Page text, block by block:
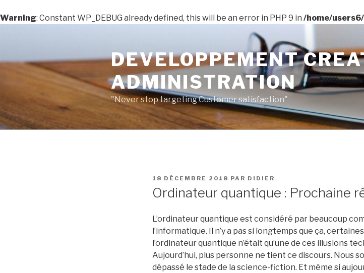
Warning: Constant WP_DEBUG already defined, this will be an error in PHP 9 in /home/
principal
DEVELOPPEMENT
ADMINISTRATION
"Never stop targeting Customer satisfaction"
PUBLIÉ
18 DÉCEMBRE 2018 PAR DIDIER
Ordinateur quantique : Prochaine
L’ordinateur quantique est considéré par beaucoup
l’informatique. Il n’y a pas si longtemps que ça,
l’ordinateur quantique n’était qu’une de ces illusions
Aujourd’hui, plus personne ne tient ce discours. Nous
dépassé le stade de la science-fiction. Et même si